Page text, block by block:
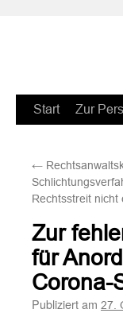
Zum
springen
Start Zur
←
Rechtsstreit nicht
Zur
für
Corona-
Publiziert am 27.